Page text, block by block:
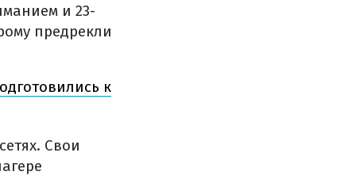
и 23-
предрекли
к
Свои